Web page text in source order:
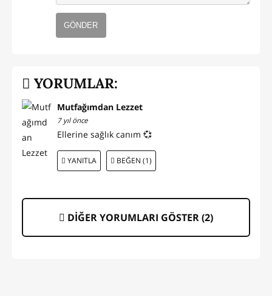
GÖNDER
YORUMLAR:
Mutfağımdan Lezzet
7 yıl önce
Ellerine sağlık canım 💞
YANITLA BEĞEN (1)
DİĞER YORUMLARI GÖSTER (2)